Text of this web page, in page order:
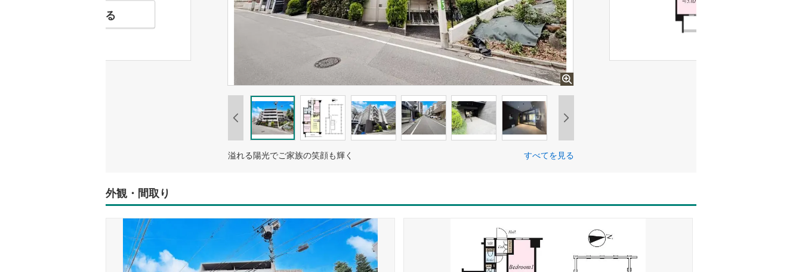
お気に入りに追加する
溢れる陽光でご家族の笑顔も輝く すべてを見る
外観・間取り